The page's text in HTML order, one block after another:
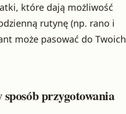
które dają możliwość
rutynę (np. rano i
może pasować do Twoich
przygotowania